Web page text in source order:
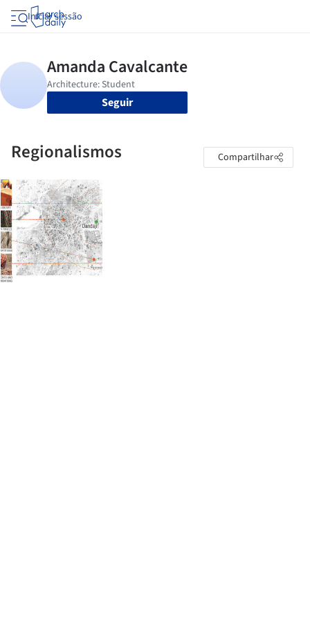
Iniciar sessão
Seguir
Regionalismos Compartilhar